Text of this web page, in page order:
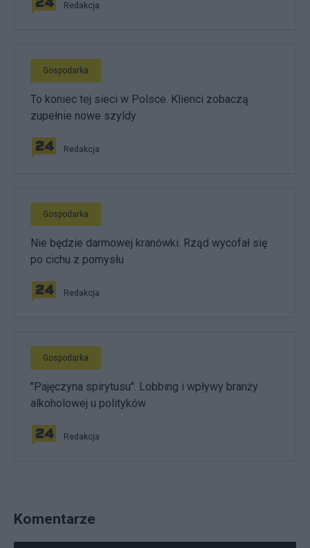
Redakcja
Gospodarka
To koniec tej sieci w Polsce. Klienci zobaczą
zupełnie nowe szyldy
Redakcja
Gospodarka
Nie będzie darmowej kranówki. Rząd wycofał się
po cichu z pomysłu
Redakcja
Gospodarka
"Pajęczyna spirytusu". Lobbing i wpływy branży
alkoholowej u polityków
Redakcja
Komentarze